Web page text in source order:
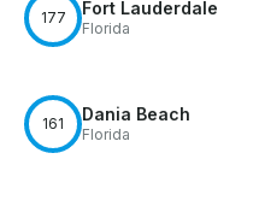
177 Fort Lauderdale
Florida
161 Dania Beach
Florida